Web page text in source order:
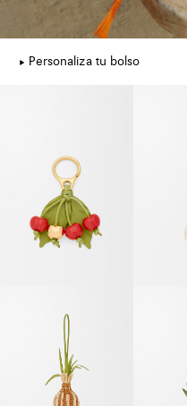
Personaliza tu bolso